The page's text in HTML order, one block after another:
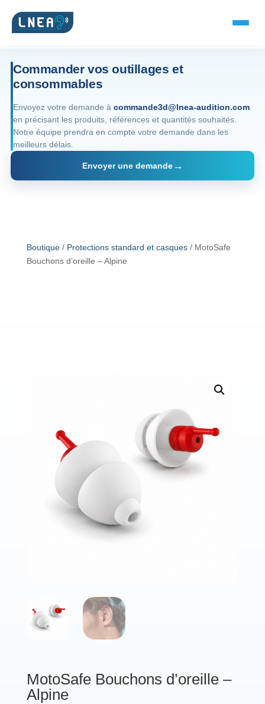
SOLUTIONS AUDITIVES
Embouts BTE
Micro-embouts
Embouts protecteurs
Matériels pour prise d'empreintes
Outillage pour atelier
Outillage pour embouts
Outillages & consommables
À PROPOS
Commander vos outillages et
consommables
Envoyez votre demande à commande3d@lnea-audition.com
en précisant les produits, références et quantités souhaités.
Notre équipe prendra en compte votre demande dans les
meilleurs délais.
Envoyer une demande
Boutique/ Protections standard et casques/ MotoSafe
Bouchons d’oreille – Alpine
MotoSafe Bouchons d’oreille –
Alpine